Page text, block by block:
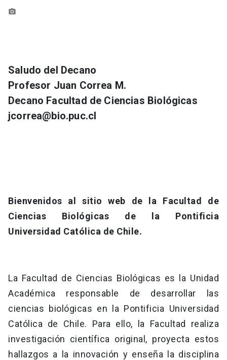
Secretaría Académica
Documentos FCB
Institutos y Centros
FCB en el Territorio
Postgrado
Centro de Estudiantes
Contacto
photo_camera
Saludo del Decano
Profesor Juan Correa M.
Decano Facultad de Ciencias Biológicas
jcorrea@bio.puc.cl
Bienvenidos al sitio web de la Facultad de
Ciencias Biológicas de la Pontificia
Universidad Católica de Chile.
La Facultad de Ciencias Biológicas es la Unidad
Académica responsable de desarrollar las
ciencias biológicas en la Pontificia Universidad
Católica de Chile. Para ello, la Facultad realiza
investigación científica original, proyecta estos
hallazgos a la innovación y enseña la disciplina